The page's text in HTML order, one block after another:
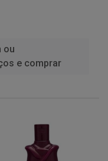
ou
e comprar